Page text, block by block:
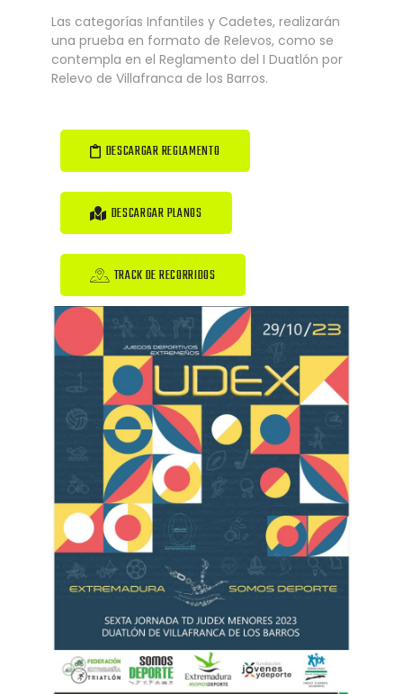
Las categorías Infantiles y Cadetes, realizarán
una prueba en formato de Relevos, como se
contempla en el Reglamento del I Duatlón por
Relevo de Villafranca de los Barros.
DESCARGAR REGLAMENTO
DESCARGAR PLANOS
TRACK DE RECORRIDOS